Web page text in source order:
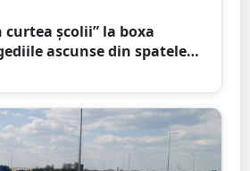
curtea școlii” la boxa
ascunse din spatele
penale pe care